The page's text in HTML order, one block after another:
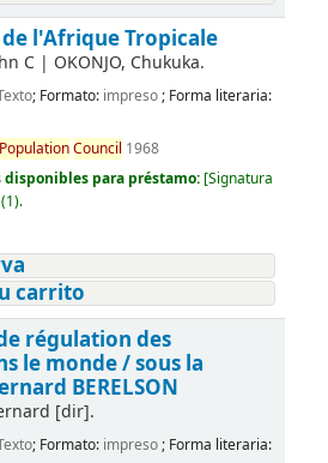
de l'Afrique Tropicale
C| OKONJO, Chukuka.
; Formato: impreso; Forma literaria:
PopulationCouncil 1968
para préstamo: [Signatura
(1).
carrito
régulation des
le monde /sous la
BERELSON
[dir].
; Formato: impreso; Forma literaria: